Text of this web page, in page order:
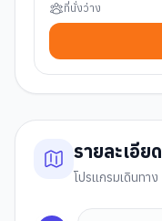
ที่นั่งว่าง
รายละเอีย
โปรแกรมเดินทา